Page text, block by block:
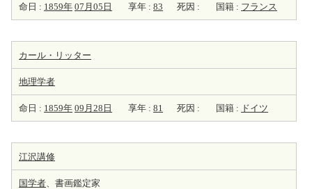
命日 : 1859年 07月05日 享年 : 83 死因 : 国籍 : フランス
カール・リッター
地理学者
命日 : 1859年 09月28日 享年 : 81 死因 : 国籍 : ドイツ
江沢講修
国学者、書画鑑定家